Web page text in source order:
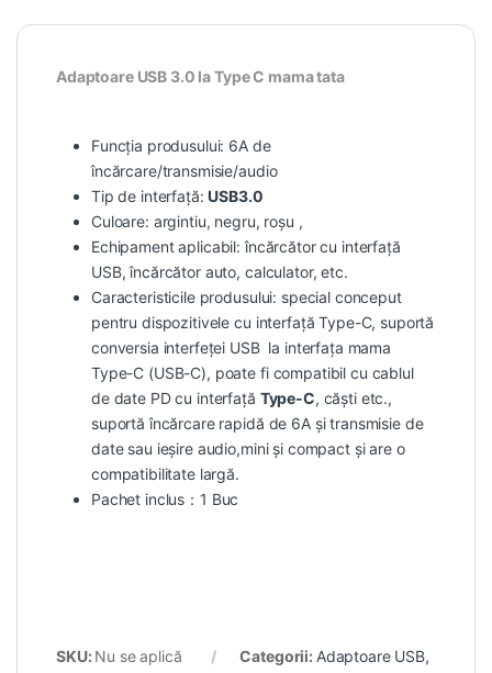
Adaptoare USB 3.0 la Type C mama tata
Funcția produsului: 6A de
încărcare/transmisie/audio
Tip de interfață:USB3.0
Culoare: argintiu, negru, roșu ,
Echipament aplicabil: încărcător cu interfață
USB, încărcător auto, calculator, etc.
Caracteristicile produsului: special conceput
pentru dispozitivele cu interfață Type-C, suportă
conversia interfeței USB la interfața mama
Type-C (USB-C), poate fi compatibil cu cablul
de date PD cu interfață Type-C, căști etc.,
suportă încărcare rapidă de 6A și transmisie de
date sau ieșire audio,mini și compact și are o
compatibilitate largă.
Pachet inclus：1 Buc
SKU: Nu se aplică Categorii: Adaptoare USB,